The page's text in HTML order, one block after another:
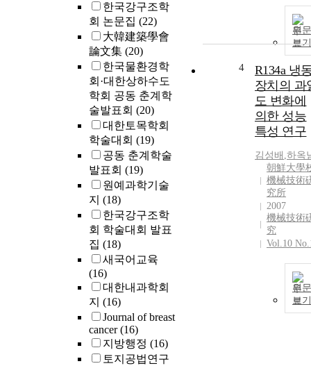
한국강구조학
회 논문집 (22)
大韓建築學會
論文集 (20)
한국물환경학
회·대한상하수도
학회 공동 춘계학
술발표회 (20)
대한토목학회
학술대회 (19)
공동 춘계학술
발표회 (19)
원예과학기술
지 (18)
한국강구조학
회 학술대회 발표
집 (18)
새국어교육
(16)
대한내과학회
지 (16)
Journal of breast
cancer(16)
지방행정 (16)
토지공법연구
원문
보기
4
R134a 냉
장치의 과
도 변화에
의한 성능
특성 연구
김성배 ,하옥
朝鮮大學
機械技術
究所
2007
機械技術
究
Vol.10
원문
보기